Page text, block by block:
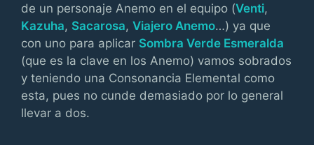
de un personaje Anemo en el equipo (Venti,
Kazuha, Sacarosa, Viajero Anemo…) ya que
con uno para aplicar Sombra Verde Esmeralda
(que es la clave en los Anemo) vamos sobrados
y teniendo una Consonancia Elemental como
esta, pues no cunde demasiado por lo general
llevar a dos.